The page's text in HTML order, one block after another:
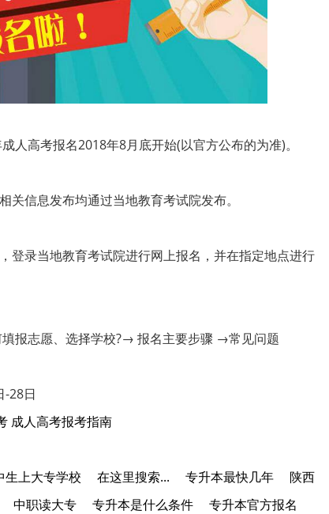
高考报名2018年8月底开始(以官方公布的为准)。
信息发布均通过当地教育考试院发布。
录当地教育考试院进行网上报名，并在指定地点进行
志愿、选择学校?→ 报名主要步骤 →常见问题
28日
成人高考报考指南
生上大专学校 在这里搜索... 专升本最快几年
陕西
中职读大专 专升本是什么条件
专升本官方报名